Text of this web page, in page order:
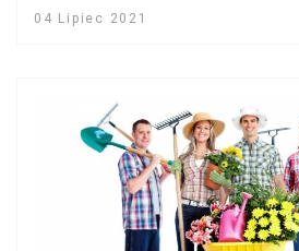
04 Lipiec 2021